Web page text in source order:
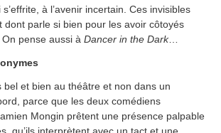
à l’avenir incertain. Ces invisibles
dont parle si bien pour les avoir côtoyés
pense aussi à Dancer in the Dark…
bel et bien au théâtre et non dans un
parce que les deux comédiens
Mongin prêtent une présence palpable